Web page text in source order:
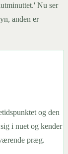
Nu ser
anden er
og den
i nuet og kender
præg.